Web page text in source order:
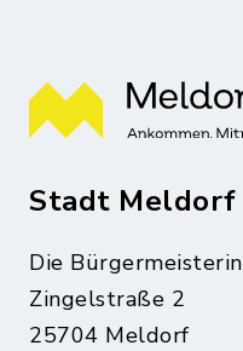
Stadt Meldorf
Die Bürgermeisterin
Zingelstraße 2
25704 Meldorf